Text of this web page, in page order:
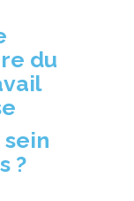
du
sein
?